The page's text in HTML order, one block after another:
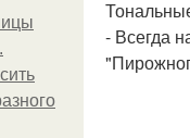
- Всегда